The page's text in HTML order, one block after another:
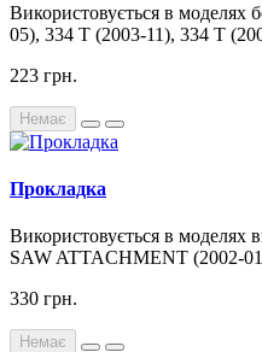
Використовується в моделях
05), 334 T (2003-11), 334 T
223 грн.
Немає
Прокладка
Використовується в моделях
SAW ATTACHMENT (2002-
330 грн.
Немає